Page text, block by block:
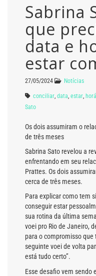
Sabrina
que
data e
estar
27/05/2024 Notícias
conciliar data estar
Sato
Os dois assumiram o
de três meses
Sabrina Sato revelou a
enfrentando em seu
Prattes. Os dois
cerca de três meses.
Para explicar como tem
conseguir estar
sua rotina da última
voei pro Rio de Janeiro,
para o compromisso
seguinte voei de volta
está tudo certo”.
Esse desafio vem sendo